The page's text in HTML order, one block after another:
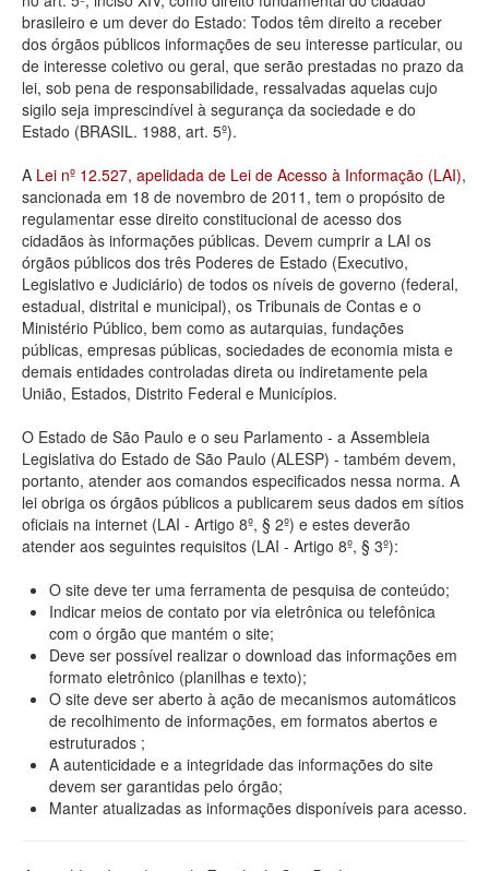
Legislação
Agenda
Perguntas frequentes
Contato
brasileiro e um dever do Estado: Todos têm direito a receber
dos órgãos públicos informações de seu interesse particular, ou
de interesse coletivo ou geral, que serão prestadas no prazo da
lei, sob pena de responsabilidade, ressalvadas aquelas cujo
sigilo seja imprescindível à segurança da sociedade e do
Estado (BRASIL. 1988, art. 5º).
A Lei nº 12.527, apelidada de Lei de Acesso à Informação (LAI),
sancionada em 18 de novembro de 2011, tem o propósito de
regulamentar esse direito constitucional de acesso dos
cidadãos às informações públicas. Devem cumprir a LAI os
órgãos públicos dos três Poderes de Estado (Executivo,
Legislativo e Judiciário) de todos os níveis de governo (federal,
estadual, distrital e municipal), os Tribunais de Contas e o
Ministério Público, bem como as autarquias, fundações
públicas, empresas públicas, sociedades de economia mista e
demais entidades controladas direta ou indiretamente pela
União, Estados, Distrito Federal e Municípios.
O Estado de São Paulo e o seu Parlamento - a Assembleia
Legislativa do Estado de São Paulo (ALESP) - também devem,
portanto, atender aos comandos especificados nessa norma. A
lei obriga os órgãos públicos a publicarem seus dados em sítios
oficiais na internet (LAI - Artigo 8º, § 2º) e estes deverão
atender aos seguintes requisitos (LAI - Artigo 8º, § 3º):
O site deve ter uma ferramenta de pesquisa de conteúdo;
Indicar meios de contato por via eletrônica ou telefônica
com o órgão que mantém o site;
Deve ser possível realizar o download das informações em
formato eletrônico (planilhas e texto);
O site deve ser aberto à ação de mecanismos automáticos
de recolhimento de informações, em formatos abertos e
estruturados ;
A autenticidade e a integridade das informações do site
devem ser garantidas pelo órgão;
Manter atualizadas as informações disponíveis para acesso.